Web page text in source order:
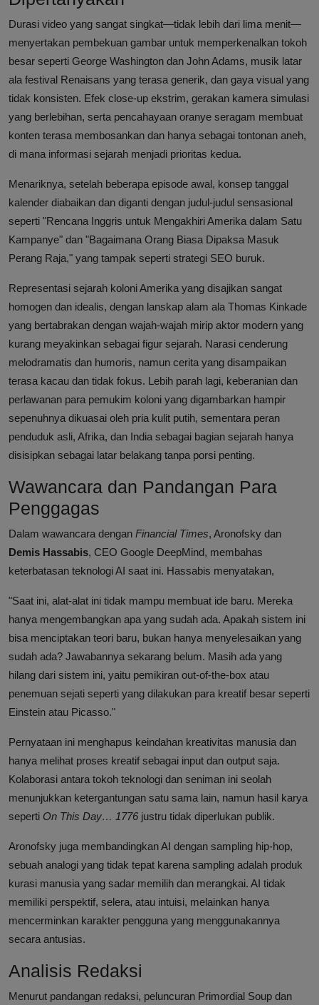
Durasi video yang sangat singkat—tidak lebih dari lima menit—
menyertakan pembekuan gambar untuk memperkenalkan tokoh
besar seperti George Washington dan John Adams, musik latar
ala festival Renaisans yang terasa generik, dan gaya visual yang
tidak konsisten. Efek close-up ekstrim, gerakan kamera simulasi
yang berlebihan, serta pencahayaan oranye seragam membuat
konten terasa membosankan dan hanya sebagai tontonan aneh,
di mana informasi sejarah menjadi prioritas kedua.
Menariknya, setelah beberapa episode awal, konsep tanggal
kalender diabaikan dan diganti dengan judul-judul sensasional
seperti "Rencana Inggris untuk Mengakhiri Amerika dalam Satu
Kampanye" dan "Bagaimana Orang Biasa Dipaksa Masuk
Perang Raja," yang tampak seperti strategi SEO buruk.
Representasi sejarah koloni Amerika yang disajikan sangat
homogen dan idealis, dengan lanskap alam ala Thomas Kinkade
yang bertabrakan dengan wajah-wajah mirip aktor modern yang
kurang meyakinkan sebagai figur sejarah. Narasi cenderung
melodramatis dan humoris, namun cerita yang disampaikan
terasa kacau dan tidak fokus. Lebih parah lagi, keberanian dan
perlawanan para pemukim koloni yang digambarkan hampir
sepenuhnya dikuasai oleh pria kulit putih, sementara peran
penduduk asli, Afrika, dan India sebagai bagian sejarah hanya
disisipkan sebagai latar belakang tanpa porsi penting.
Wawancara dan Pandangan Para
Penggagas
Dalam wawancara dengan Financial Times, Aronofsky dan
Demis Hassabis, CEO Google DeepMind, membahas
keterbatasan teknologi AI saat ini. Hassabis menyatakan,
"Saat ini, alat-alat ini tidak mampu membuat ide baru. Mereka
hanya mengembangkan apa yang sudah ada. Apakah sistem ini
bisa menciptakan teori baru, bukan hanya menyelesaikan yang
sudah ada? Jawabannya sekarang belum. Masih ada yang
hilang dari sistem ini, yaitu pemikiran out-of-the-box atau
penemuan sejati seperti yang dilakukan para kreatif besar seperti
Einstein atau Picasso."
Pernyataan ini menghapus keindahan kreativitas manusia dan
hanya melihat proses kreatif sebagai input dan output saja.
Kolaborasi antara tokoh teknologi dan seniman ini seolah
menunjukkan ketergantungan satu sama lain, namun hasil karya
seperti On This Day… 1776 justru tidak diperlukan publik.
Aronofsky juga membandingkan AI dengan sampling hip-hop,
sebuah analogi yang tidak tepat karena sampling adalah produk
kurasi manusia yang sadar memilih dan merangkai. AI tidak
memiliki perspektif, selera, atau intuisi, melainkan hanya
mencerminkan karakter pengguna yang menggunakannya
secara antusias.
Analisis Redaksi
Menurut pandangan redaksi, peluncuran Primordial Soup dan